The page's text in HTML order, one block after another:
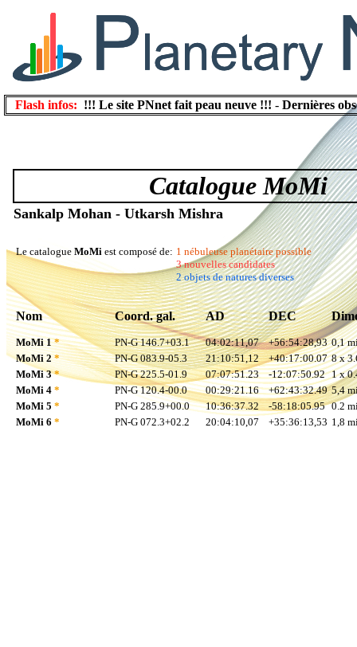
Flash infos: !!! Le site PNnet fait peau neuve !!! - Dernières
Catalogue MoMi
Sankalp Mohan - Utkarsh Mishra
Le catalogue MoMi est composé de: 1 nébuleuse planétaire possible
3 nouvelles candidates
2 objets de natures diverses
Nom Coord. gal. AD DEC
MoMi 1* PN-G 146.7+03.1 04:02:11,07 +56:54:28,93 0,1
MoMi 2* PN-G 083.9-05.3 21:10:51,12 +40:17:00.07 8 x
MoMi 3* PN-G 225.5-01.9 07:07:51.23 -12:07:50.92 1 x
MoMi 4 * PN-G 120.4-00.0 00:29:21.16 +62:43:32.49 5,4
MoMi 5 * PN-G 285.9+00.0 10:36:37.32 -58:18:05.95 0.2
MoMi 6 * PN-G 072.3+02.2 20:04:10,07 +35:36:13,53 1,8